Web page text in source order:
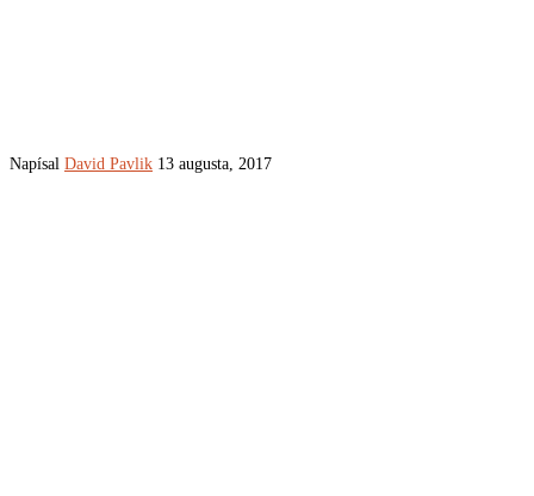
Napísal David Pavlik 13 augusta, 2017